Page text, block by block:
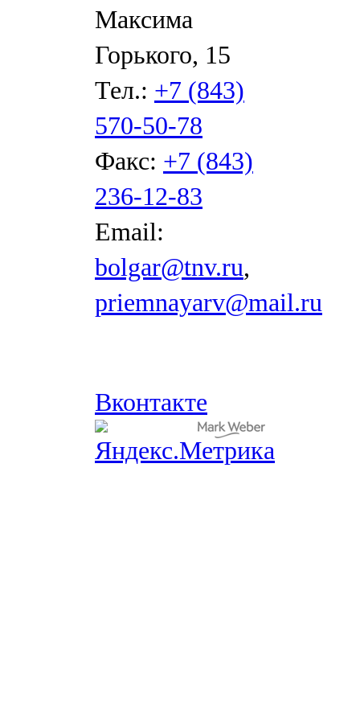
Максима
Горького, 15
Тел.: +7 (843)
570-50-78
Факс: +7 (843)
236-12-83
Email:
bolgar@tnv.ru,
priemnayarv@mail.ru
Вконтакте